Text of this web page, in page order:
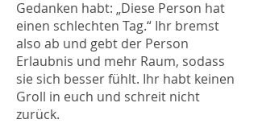
Gedanken habt: „Diese Person hat
einen schlechten Tag.“ Ihr bremst
also ab und gebt der Person
Erlaubnis und mehr Raum, sodass
sie sich besser fühlt. Ihr habt keinen
Groll in euch und schreit nicht
zurück.